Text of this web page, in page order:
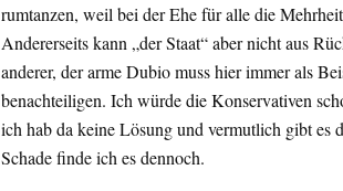
rumtanzen, weil bei der Ehe für alle die
Andererseits kann „der Staat“ aber nicht aus
anderer, der arme Dubio muss hier immer als
benachteiligen. Ich würde die Konservativen
ich hab da keine Lösung und vermutlich gibt es
Schade finde ich es dennoch.